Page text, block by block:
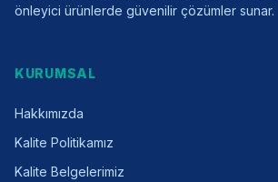
önleyici ürünlerde güvenilir çözümler sunar.
KURUMSAL
Hakkımızda
Kalite Politikamız
Kalite Belgelerimiz